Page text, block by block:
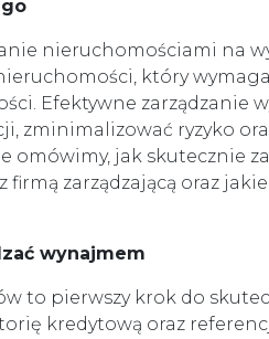
nieruchomościami na
który
Efektywne zarządzanie
zminimalizować ryzyko
omówimy, jak skutecznie
firmą zarządzającą oraz
wynajmem
to pierwszy krok do
kredytową oraz